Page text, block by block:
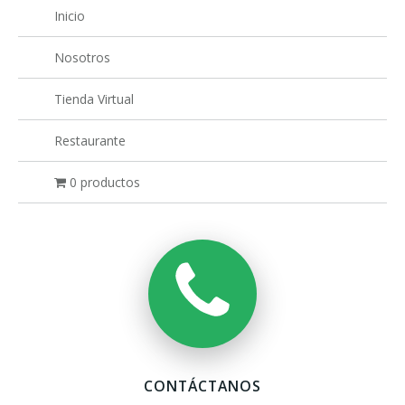
Inicio
Nosotros
Tienda Virtual
Restaurante
0 productos
CONTÁCTANOS